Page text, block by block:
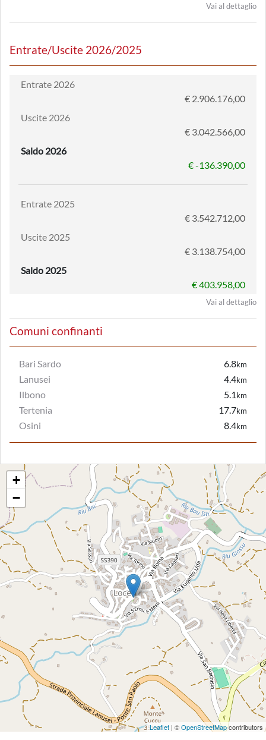
Vai al dettaglio
Entrate/Uscite 2026/2025
Entrate 2026
€ 2.906.176,00
Uscite 2026
€ 3.042.566,00
Saldo 2026
€ -136.390,00
Entrate 2025
€ 3.542.712,00
Uscite 2025
€ 3.138.754,00
Saldo 2025
€ 403.958,00
Vai al dettaglio
Comuni confinanti
Bari Sardo 6.8km
Lanusei 4.4km
Ilbono 5.1km
Tertenia 17.7km
Osini 8.4km
+
−
Leaflet | ©OpenStreetMapcontributors